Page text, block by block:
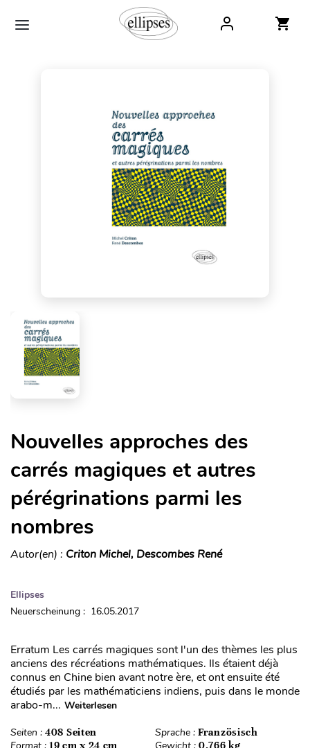
Nouvelles approches des
carrés magiques et autres
pérégrinations parmi les
nombres
Autor(en) : Criton Michel, Descombes René
Ellipses
Neuerscheinung : 16.05.2017
Erratum Les carrés magiques sont l'un des thèmes les plus
anciens des récréations mathématiques. Ils étaient déjà
connus en Chine bien avant notre ère, et ont ensuite été
étudiés par les mathématiciens indiens, puis dans le monde
arabo-m... Weiterlesen
Seiten : 408 Seiten Sprache : Französisch
19 cm x 24 cm 0,766 kg